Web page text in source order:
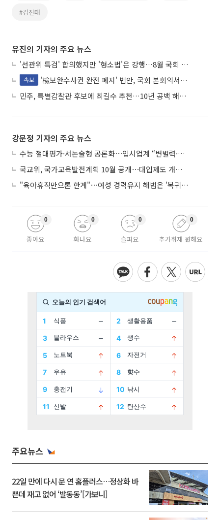
#김진태
유진의 기자의 주요 뉴스
'선관위 특검' 합의했지만 '형소법'은 강행…8월 국회 '입법 2차전' 예고
속보
'檢보완수사권 완전 폐지' 법안, 국회 본회의서 민주당 주도 통과
민주, 특별감찰관 후보에 최길수 추천…10년 공백 해소 속도
강문정 기자의 주요 뉴스
수능 절대평가·서논술형 공론화⋯입시업계 “변별력·사교육 대책 먼저”
국교위, 국가교육발전계획 10월 공개⋯대입제도 개편 공론화 추진
"육아휴직만으론 한계"⋯여성 경력유지 해법은 '복귀 후 유연근무’
좋아요
0
화나요
0
슬퍼요
0
추가취재 원해요
0
주요뉴스
22일 만에 다시 문 연 홈플러스…정상화 바
쁜데 재고 없어 ‘발동동’[가보니]